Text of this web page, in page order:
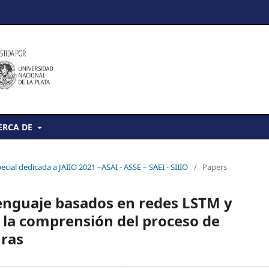
DE
dedicada a JAIIO 2021 –ASAI - ASSE – SAEI - SIIIO / Papers
basados en redes LSTM y
comprensión del proceso de